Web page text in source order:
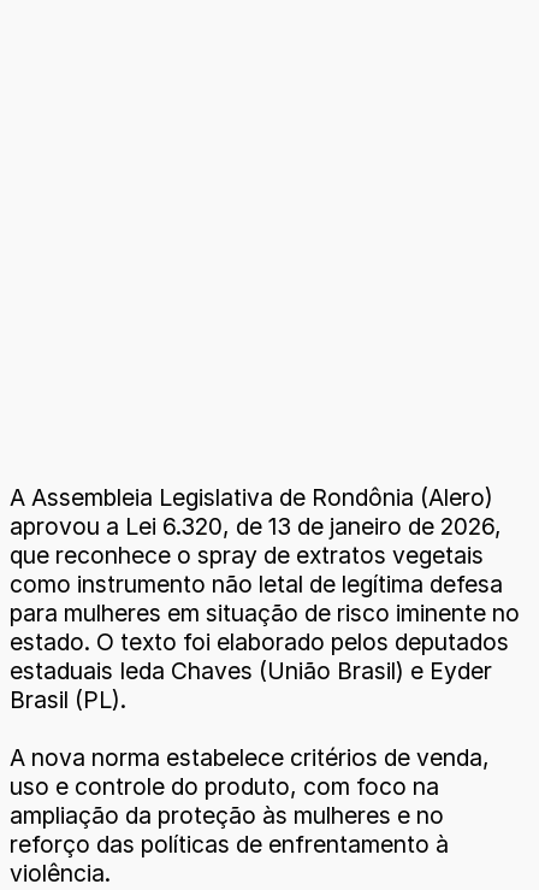
A Assembleia Legislativa de Rondônia (Alero)
aprovou a Lei 6.320, de 13 de janeiro de 2026,
que reconhece o spray de extratos vegetais
como instrumento não letal de legítima defesa
para mulheres em situação de risco iminente no
estado. O texto foi elaborado pelos deputados
estaduais Ieda Chaves (União Brasil) e Eyder
Brasil (PL).
A nova norma estabelece critérios de venda,
uso e controle do produto, com foco na
ampliação da proteção às mulheres e no
reforço das políticas de enfrentamento à
violência.